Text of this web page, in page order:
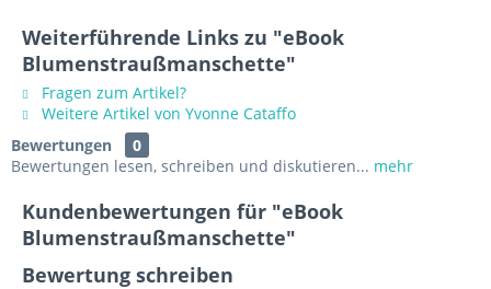
Weiterführende Links zu "eBook
Blumenstraußmanschette"
Fragen zum Artikel?
Weitere Artikel von Yvonne Cataffo
Bewertungen
0
Bewertungen lesen, schreiben und diskutieren... mehr
Kundenbewertungen für "eBook
Blumenstraußmanschette"
Bewertung schreiben